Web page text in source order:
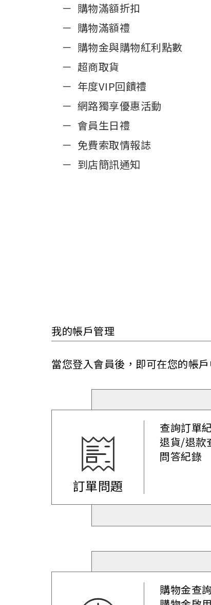
購物滿額折扣
購物滿額禮
購物金與購物紅利點數
超商取貨
年度VIP回饋禮
網路獨享優惠活動
會員生日禮
免費索取情報誌
到店簡訊通知
我的帳戶管理
當您登入會員後，即可在您的帳
訂單問題
查詢訂單
退貨/退款
問答紀錄
購物金查